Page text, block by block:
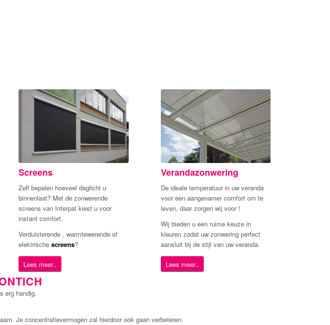
Screens
Zelf bepalen hoeveel daglicht u
binnenlaat? Met de zonwerende
screens van Interpat kiest u voor
instant comfort.
Verduisterende , warmtewerende of
elektrische screens?
Lees meer..
Verandazonwering
De ideale temperatuur in uw veranda
voor een aangenamer comfort om te
leven, daar zorgen wij voor !
Wij bieden u een ruime keuze in
kleuren zodat uw zonwering perfect
aansluit bij de stijl van uw veranda.
Lees meer..
erg handig.
Je concentratievermogen zal hierdoor ook gaan verbeteren.